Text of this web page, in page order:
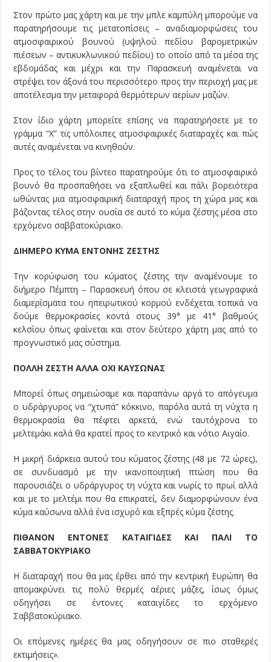
Στον πρώτο μας χάρτη και με την μπλε καμπύλη μπορούμε να
παρατηρήσουμε τις μετατοπίσεις – αναδιαμορφώσεις του
ατμοσφαιρικού βουνού (υψηλού πεδίου βαρομετρικών
πιέσεων – αντικυκλωνικού πεδίου) το οποίο από τα μέσα της
εβδομάδας και μέχρι και την Παρασκευή αναμένεται να
στρέψει τον άξονά του περισσότερο προς την περιοχή μας με
αποτέλεσμα την μεταφορά θερμότερων αερίων μαζών.
Στον ίδιο χάρτη μπορείτε επίσης να παρατηρήσετε με το
γράμμα “Χ” τις υπόλοιπες ατμοσφαιρικές διαταραχές και πώς
αυτές αναμένεται να κινηθούν.
Προς το τέλος του βίντεο παρατηρούμε ότι το ατμοσφαιρικό
βουνό θα προσπαθήσει να εξαπλωθεί και πάλι βορειότερα
ωθώντας μια ατμοσφαιρική διαταραχή προς τη χώρα μας και
βάζοντας τέλος στην ουσία σε αυτό το κύμα ζέστης μέσα στο
ερχόμενο σαββατοκύριακο.
ΔΙΗΜΕΡΟ ΚΥΜΑ ΕΝΤΟΝΗΣ ΖΕΣΤΗΣ
Την κορύφωση του κύματος ζέστης την αναμένουμε το
διήμερο Πέμπτη – Παρασκευή όπου σε κλειστά γεωγραφικά
διαμερίσματα του ηπειρωτικού κορμού ενδέχεται τοπικά να
δούμε θερμοκρασίες κοντά στους 39° με 41° βαθμούς
κελσίου όπως φαίνεται και στον δεύτερο χάρτη μας από το
προγνωστικό μας σύστημα.
ΠΟΛΛΗ ΖΕΣΤΗ ΑΛΛΑ ΟΧΙ ΚΑΥΣΩΝΑΣ
Μπορεί όπως σημειώσαμε και παραπάνω αργά το απόγευμα
ο υδράργυρος να “χτυπά” κόκκινο, παρόλα αυτά τη νύχτα η
θερμοκρασία θα πέφτει αρκετά, ενώ ταυτόχρονα το
μελτεμάκι καλά θα κρατεί προς το κεντρικό και νότιο Αιγαίο.
Η μικρή διάρκεια αυτού του κύματος ζέστης (48 με 72 ώρες),
σε συνδυασμό με την ικανοποιητική πτώση που θα
παρουσιάζει ο υδράργυρος τη νύχτα και νωρίς το πρωί αλλά
και με το μελτέμι που θα επικρατεί, δεν διαμορφώνουν ένα
κύμα καύσωνα αλλά ένα ισχυρό και εξπρές κύμα ζέστης.
ΠΙΘΑΝΟΝ ΕΝΤΟΝΕΣ ΚΑΤΑΙΓΙΔΕΣ ΚΑΙ ΠΑΛΙ ΤΟ
ΣΑΒΒΑΤΟΚΥΡΙΑΚΟ
Η διαταραχή που θα μας έρθει από την κεντρική Ευρώπη θα
απομακρύνει τις πολύ θερμές αέριες μάζες, ίσως όμως
οδηγήσει σε έντονες καταιγίδες το ερχόμενο
Σαββατοκύριακο.
Οι επόμενες ημέρες θα μας οδηγήσουν σε πιο σταθερές
εκτιμήσεις».